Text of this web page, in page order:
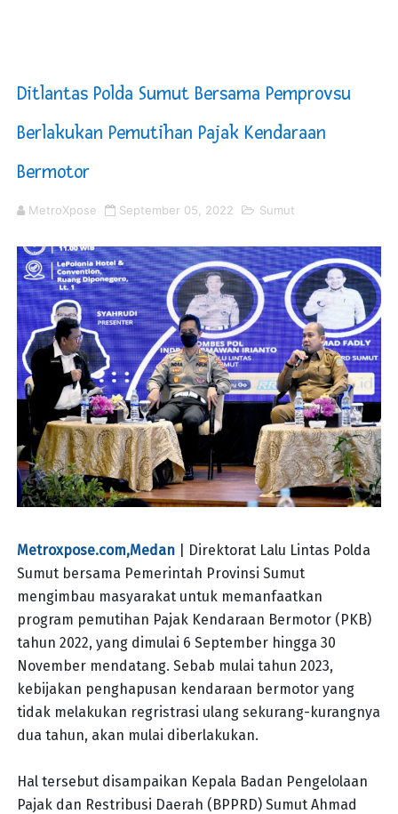
DPRD Kota Bekasi Minta Penanganan Pencemaran
Unggul 3 Gol Kesebelasan MKRE FC Raih Tiket
Jelang HUT RI ke 81Turnamen Olah Anak Muda Kota
Ditlantas Polda Sumut Bersama Pemprovsu
Berlakukan Pemutihan Pajak Kendaraan
Bermotor
MetroXpose September 05, 2022 Sumut
Metroxpose.com,Medan| Direktorat Lalu Lintas Polda
Sumut bersama Pemerintah Provinsi Sumut
mengimbau masyarakat untuk memanfaatkan
program pemutihan Pajak Kendaraan Bermotor (PKB)
tahun 2022, yang dimulai 6 September hingga 30
November mendatang. Sebab mulai tahun 2023,
kebijakan penghapusan kendaraan bermotor yang
tidak melakukan regristrasi ulang sekurang-kurangnya
dua tahun, akan mulai diberlakukan.
Hal tersebut disampaikan Kepala Badan Pengelolaan
Pajak dan Restribusi Daerah (BPPRD) Sumut Ahmad